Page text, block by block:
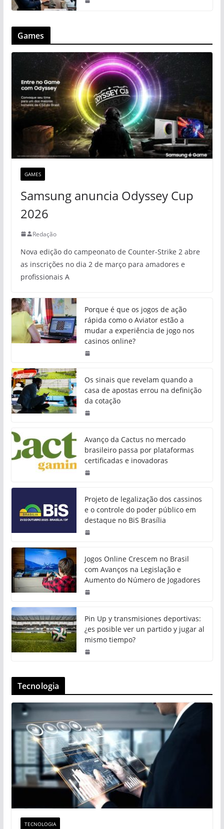
Games
GAMES
Samsung anuncia Odyssey Cup
2026
Redação
Nova edição do campeonato de Counter-Strike 2 abre
as inscrições no dia 2 de março para amadores e
profissionais A
Porque é que os jogos de ação
rápida como o Aviator estão a
mudar a experiência de jogo nos
casinos online?
Os sinais que revelam quando a
casa de apostas errou na definição
da cotação
Avanço da Cactus no mercado
brasileiro passa por plataformas
certificadas e inovadoras
Projeto de legalização dos cassinos
e o controle do poder público em
destaque no BiS Brasília
Jogos Online Crescem no Brasil
com Avanços na Legislação e
Aumento do Número de Jogadores
Pin Up y transmisiones deportivas:
¿es posible ver un partido y jugar al
mismo tiempo?
Tecnologia
TECNOLOGIA